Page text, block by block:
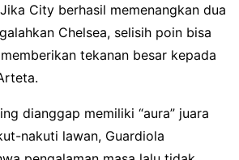
City berhasil memenangkan dua
Chelsea, selisih poin bisa
tekanan besar kepada
dianggap memiliki “aura” juara
nakuti lawan, Guardiola